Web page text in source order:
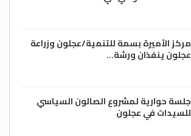
مركز الأميرة بسمة للتنمية/عجلون وزراعة
عجلون ينفذان ورشة…
جلسة حوارية لمشروع الصالون السياسي
للسيدات في عجلون